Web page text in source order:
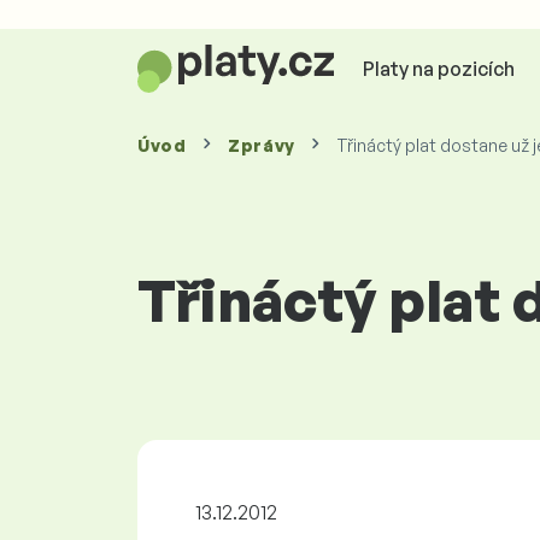
Platy na pozicích
Úvod Zprávy Třináctý plat dostane už
Třináctý plat
13.12.2012